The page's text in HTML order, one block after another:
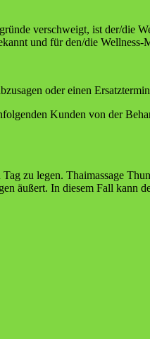
verschweigt, ist der/die
und für den/die Wellness-
oder einen
Kunden von der
zu legen. Thaimassage
äußert. In diesem Fall kann